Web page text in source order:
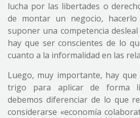
lucha por las libertades o
de montar un negocio, hacerlo
suponer una competencia
hay que ser conscientes de lo
cuanto a la informalidad en las
Luego, muy importante, hay
trigo para aplicar de forma
debemos diferenciar de lo que
considerarse «economía